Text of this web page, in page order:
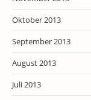
Oktober 2013
September 2013
August 2013
Juli 2013